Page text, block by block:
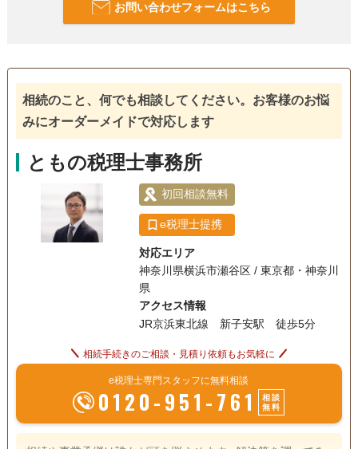
お問い合わせフォームはこちら
相続のこと、何でも相談してください。お客様のお悩
みにオーダーメイドで対応します
ともの税理士事務所
初回相談無料
e税理士提携
対応エリア
神奈川県横浜市瀬谷区 / 東京都・神奈川
県
アクセス情報
JR京浜東北線 新子安駅 徒歩5分
相続手続きのご相談・見積り依頼もお気軽に
e税理士専門スタッフに無料相談
0120-951-761
相談
無料